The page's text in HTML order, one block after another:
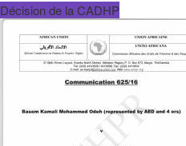
Décision de la CADHP